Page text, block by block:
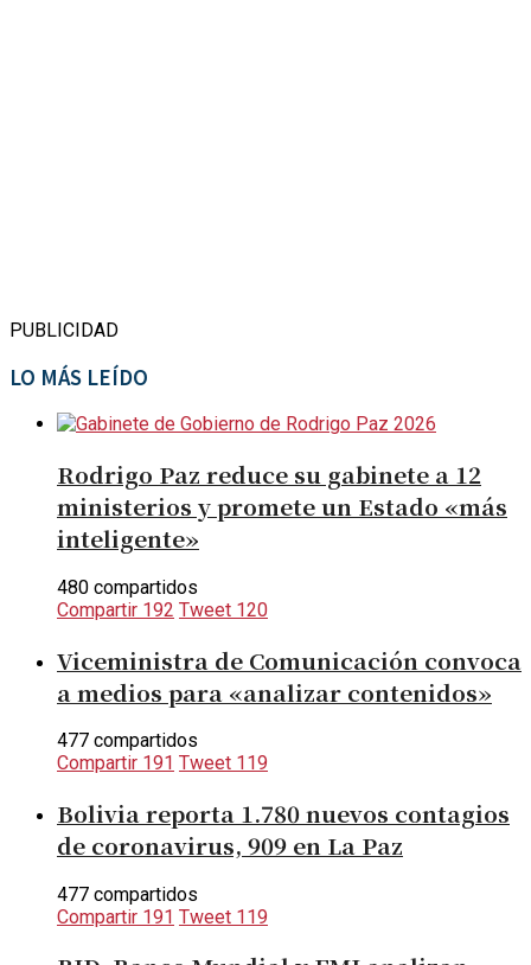
PUBLICIDAD
LO MÁS LEÍDO
Rodrigo Paz reduce su gabinete a 12
ministerios y promete un Estado «más
inteligente»
480 compartidos
Compartir 192 Tweet 120
Viceministra de Comunicación convoca
a medios para «analizar contenidos»
477 compartidos
Compartir 191 Tweet 119
Bolivia reporta 1.780 nuevos contagios
de coronavirus, 909 en La Paz
477 compartidos
Compartir 191 Tweet 119